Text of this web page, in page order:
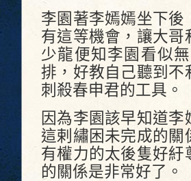
李園著李嫣嫣坐下
有這等機會，讓大
少龍便知李園看似
排，好教自己聽到不
刺殺春申君的工具。
因為李園該早知道
這剌繡困未完成的
有權力的太後隻好
的關係是非常好了。